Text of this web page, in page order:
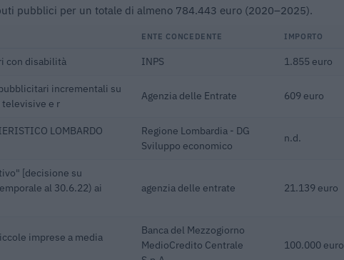
pubblici per un totale di almeno 784.443 euro (2020–2025).
ENTE CONCEDENTE IMPORTO
con disabilità INPS 1.855 euro
incrementali su
e r
Agenzia delle Entrate 609 euro
LOMBARDO
Regione Lombardia - DG
Sviluppo economico
n.d.
[decisione su
al 30.6.22) ai
agenzia delle entrate 21.139 euro
imprese a media
Banca del Mezzogiorno
MedioCredito Centrale
100.000 euro